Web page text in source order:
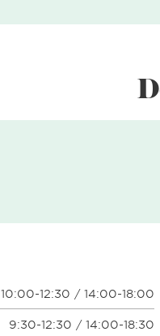
10:00-12:30 / 14:00-18:00
9:30-12:30 / 14:00-18:30